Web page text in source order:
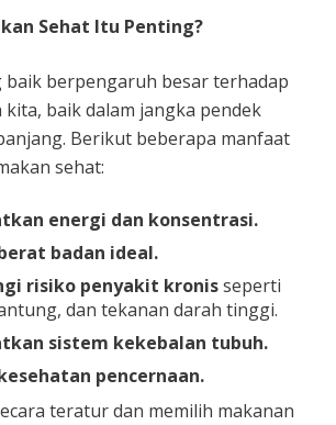
Sehat Itu Penting?
baik berpengaruh besar terhadap
baik dalam jangka pendek
Berikut beberapa manfaat
sehat:
energi dan konsentrasi.
badan ideal.
risiko penyakit kronisseperti
dan tekanan darah tinggi.
sistem kekebalan tubuh.
pencernaan.
teratur dan memilih makanan